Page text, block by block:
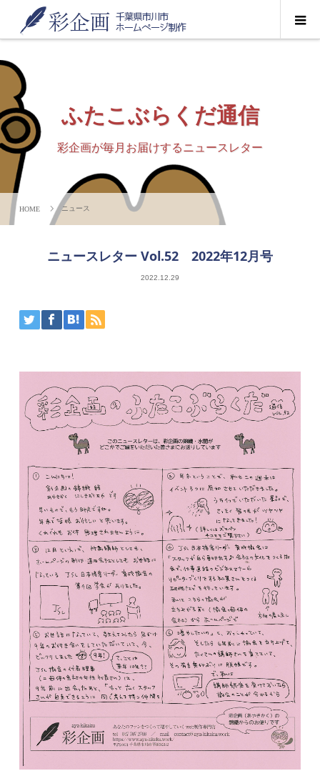
ふたこぶらくだ通信
彩企画が毎月お届けするニュースレター
ニュース
ニュースレター Vol.52 2022年12月号
2022.12.29